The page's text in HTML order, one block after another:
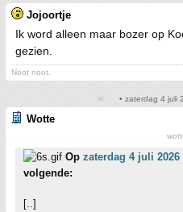
Jojoortje
Ik word alleen maar bozer op
gezien.
Noot noot.
• zaterdag 4 juli
Wotte
Op zaterdag 4 juli 2026
volgende:
[..]